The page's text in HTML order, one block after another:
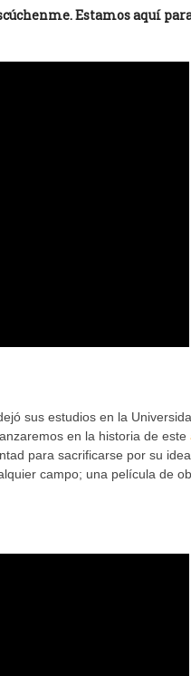
Estamos aquí
sus estudios en la
en la historia de este
para sacrificarse por su
campo; una película de